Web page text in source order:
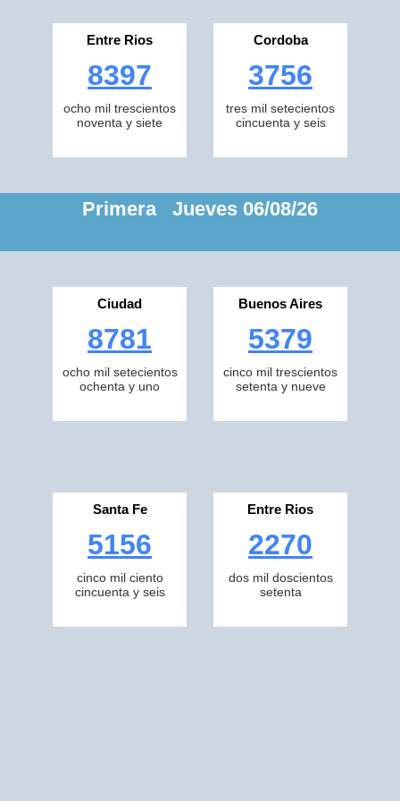
Entre Rios
8397
ocho mil trescientos
noventa y siete
Cordoba
3756
tres mil setecientos
cincuenta y seis
Primera Jueves 06/08/26
Ciudad
8781
ocho mil setecientos
ochenta y uno
Buenos Aires
5379
cinco mil trescientos
setenta y nueve
Santa Fe
5156
cinco mil ciento
cincuenta y seis
Entre Rios
2270
dos mil doscientos
setenta